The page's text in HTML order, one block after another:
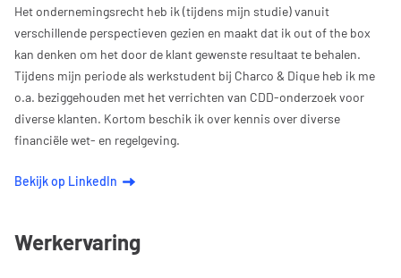
Het ondernemingsrecht heb ik (tijdens mijn studie) vanuit
verschillende perspectieven gezien en maakt dat ik out of the box
kan denken om het door de klant gewenste resultaat te behalen.
Tijdens mijn periode als werkstudent bij Charco & Dique heb ik me
o.a. beziggehouden met het verrichten van CDD-onderzoek voor
diverse klanten. Kortom beschik ik over kennis over diverse
financiële wet- en regelgeving.
Bekijk op LinkedIn
Werkervaring